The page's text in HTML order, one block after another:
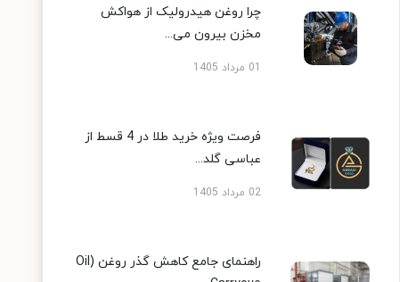
چرا روغن هیدرولیک از هواکش
مخزن بیرون می...
01 مرداد 1405
فرصت ویژه خرید طلا در 4 قسط از
عباسی گلد...
02 مرداد 1405
راهنمای جامع کاهش گذر روغن (Oil